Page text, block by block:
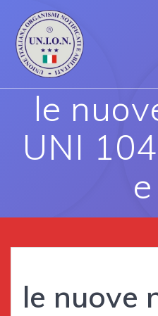
le
UNI
le nuove